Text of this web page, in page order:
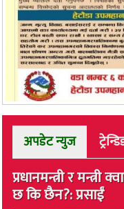
अपडेट न्युज
प्रधानमन्त्री र मन्त्री
छ कि छैन?: प्रसाईं